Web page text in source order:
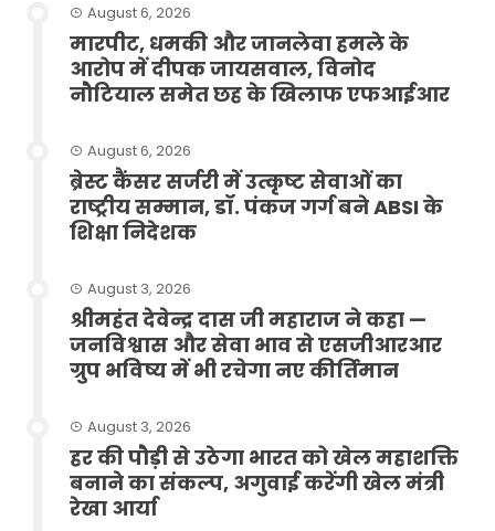
August 6, 2026
मारपीट, धमकी और जानलेवा हमले के
आरोप में दीपक जायसवाल, विनोद
नौटियाल समेत छह के खिलाफ एफआईआर
August 6, 2026
ब्रेस्ट कैंसर सर्जरी में उत्कृष्ट सेवाओं का
राष्ट्रीय सम्मान, डॉ. पंकज गर्ग बने ABSI के
शिक्षा निदेशक
August 3, 2026
श्रीमहंत देवेन्द्र दास जी महाराज ने कहा —
जनविश्वास और सेवा भाव से एसजीआरआर
ग्रुप भविष्य में भी रचेगा नए कीर्तिमान
August 3, 2026
हर की पौड़ी से उठेगा भारत को खेल महाशक्ति
बनाने का संकल्प, अगुवाई करेंगी खेल मंत्री
रेखा आर्या